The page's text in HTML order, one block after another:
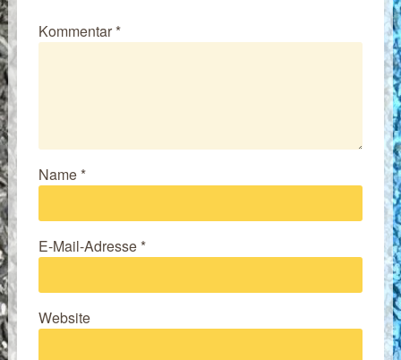
Kommentar*
Name*
E-Mail-Adresse*
Website